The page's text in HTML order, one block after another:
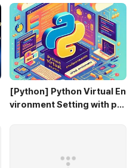
[Python] Python Virtual En
vironment Setting with py